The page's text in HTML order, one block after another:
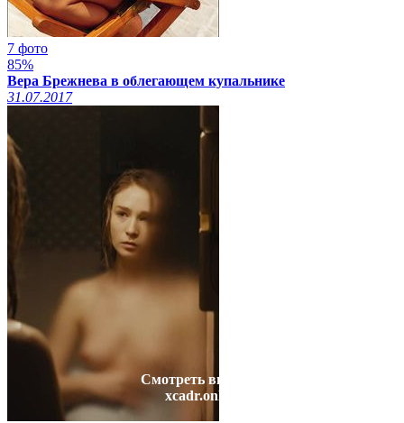
Смотреть видео на
xcadr.online
7 фото
85%
Вера Брежнева в облегающем купальнике
31.07.2017